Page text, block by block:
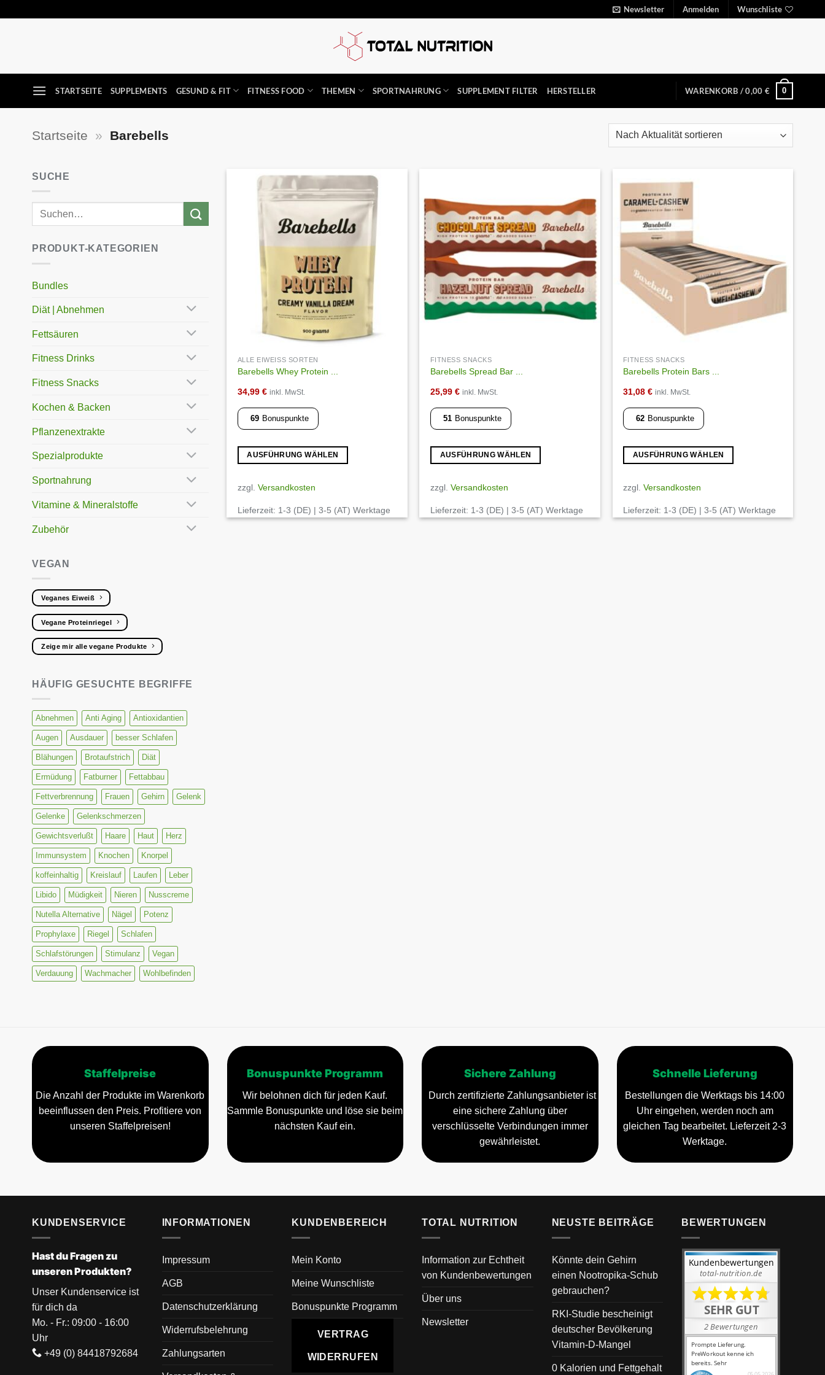
Newsletter Anmelden Wunschliste
STARTSEITE SUPPLEMENTS GESUND & FIT FITNESS FOOD THEMEN SPORTNAHRUNG SUPPLEMENT FILTER HERSTELLER WARENKORB /0,00 € 0
Startseite » Barebells
SUCHE
PRODUKT-KATEGORIEN
Bundles
Diät | Abnehmen
Fettsäuren
Fitness Drinks
Fitness Snacks
Kochen & Backen
Pflanzenextrakte
Spezialprodukte
Sportnahrung
Vitamine & Mineralstoffe
Zubehör
VEGAN
Veganes Eiweiß
Vegane Proteinriegel
Zeige mir alle vegane Produkte
HÄUFIG GESUCHTE BEGRIFFE
Abnehmen Anti Aging Antioxidantien
Augen Ausdauer besser Schlafen
Blähungen Brotaufstrich Diät
Ermüdung Fatburner Fettabbau
Fettverbrennung Frauen Gehirn Gelenk
Gelenke Gelenkschmerzen
Gewichtsverlußt Haare Haut Herz
Immunsystem Knochen Knorpel
koffeinhaltig Kreislauf Laufen Leber
Libido Müdigkeit Nieren Nusscreme
Nutella Alternative Nägel Potenz
Prophylaxe Riegel Schlafen
Schlafstörungen Stimulanz Vegan
Verdauung Wachmacher Wohlbefinden
Auf die
ALLE EIWEISS SORTEN
Barebells Whey Protein ...
34,99 € inkl. MwSt.
69 Bonuspunkte
AUSFÜHRUNG WÄHLEN
Produkt
mehrere
zzgl. Versandkosten
Lieferzeit: 1-3 (DE) | 3-5 (AT) Werktage
Auf die
Wunschliste
FITNESS SNACKS
Barebells Spread Bar ...
25,99 € inkl. MwSt.
51 Bonuspunkte
AUSFÜHRUNG WÄHLEN
Produkt
mehrere
zzgl. Versandkosten
Lieferzeit: 1-3 (DE) | 3-5 (AT) Werktage
FITNESS SNACKS
Barebells Protein Bars ...
31,08 € inkl. MwSt.
62 Bonuspunkte
AUSFÜHRUNG WÄHLEN
Produkt
mehrere
zzgl. Versandkosten
Lieferzeit: 1-3 (DE) | 3-5 (AT) Werktage
Staffelpreise
Die Anzahl der Produkte im Warenkorb
beeinflussen den Preis. Profitiere von
unseren Staffelpreisen!
Bonuspunkte Programm
Wir belohnen dich für jeden Kauf.
Sammle Bonuspunkte und löse sie beim
nächsten Kauf ein.
Sichere Zahlung
Durch zertifizierte Zahlungsanbieter ist
eine sichere Zahlung über
verschlüsselte Verbindungen immer
gewährleistet.
Schnelle Lieferung
Bestellungen die Werktags bis 14:00
Uhr eingehen, werden noch am
gleichen Tag bearbeitet. Lieferzeit 2-3
Werktage.
KUNDENSERVICE
Hast du Fragen zu
unseren Produkten?
Unser Kundenservice ist
für dich da
Mo. - Fr.: 09:00 - 16:00
Uhr
+49 (0) 84418792684
INFORMATIONEN
Impressum
AGB
Datenschutzerklärung
Widerrufsbelehrung
Zahlungsarten
KUNDENBEREICH
Mein Konto
Meine Wunschliste
Bonuspunkte Programm
VERTRAG
WIDERRUFEN
TOTAL NUTRITION
Information zur Echtheit
von Kundenbewertungen
Über uns
Newsletter
NEUSTE BEITRÄGE
Könnte dein Gehirn
einen Nootropika-Schub
gebrauchen?
RKI-Studie bescheinigt
deutscher Bevölkerung
Vitamin-D-Mangel
0 Kalorien und Fettgehalt
BEWERTUNGEN